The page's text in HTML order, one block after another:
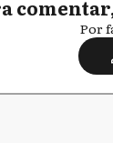
Por